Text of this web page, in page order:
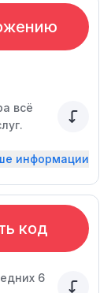
всё
информации
код
6